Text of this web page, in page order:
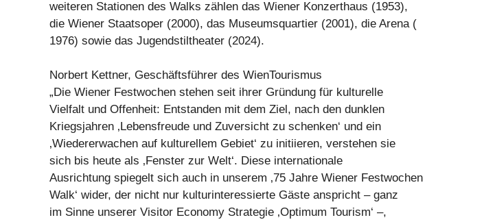
weiteren Stationen des Walks zählen das Wiener Konzerthaus (1953),
die Wiener Staatsoper (2000), das Museumsquartier (2001), die Arena (
1976) sowie das Jugendstiltheater (2024).
Norbert Kettner, Geschäftsführer des WienTourismus
„Die Wiener Festwochen stehen seit ihrer Gründung für kulturelle
Vielfalt und Offenheit: Entstanden mit dem Ziel, nach den dunklen
Kriegsjahren ‚Lebensfreude und Zuversicht zu schenken‘ und ein
‚Wiedererwachen auf kulturellem Gebiet‘ zu initiieren, verstehen sie
sich bis heute als ‚Fenster zur Welt‘. Diese internationale
Ausrichtung spiegelt sich auch in unserem ‚75 Jahre Wiener Festwochen
Walk‘ wider, der nicht nur kulturinteressierte Gäste anspricht – ganz
im Sinne unserer Visitor Economy Strategie ‚Optimum Tourism‘ –,